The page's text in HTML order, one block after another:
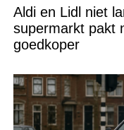
Aldi en Lidl niet
supermarkt pakt
goedkoper